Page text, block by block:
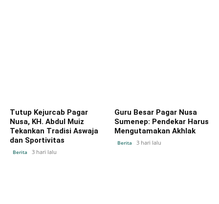
Tutup Kejurcab Pagar
Nusa, KH. Abdul Muiz
Tekankan Tradisi Aswaja
dan Sportivitas
Berita 3 hari lalu
Guru Besar Pagar Nusa
Sumenep: Pendekar Harus
Mengutamakan Akhlak
Berita 3 hari lalu